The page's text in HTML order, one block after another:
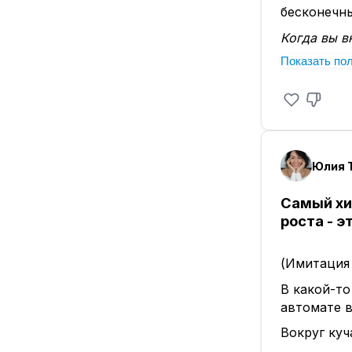
Когда вы
📌 Вы
над душой
Вас
чего
📌 Вам
близкими.
📌 Деньги
и
Показать
Самый
роста -
(Имитация
В какой-
автомате
Вокруг